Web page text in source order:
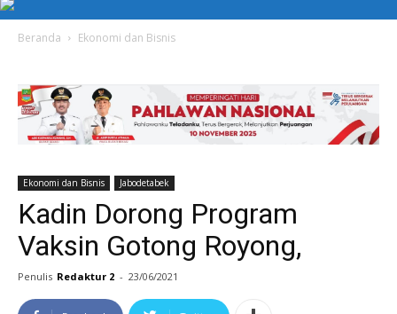
Beranda Ekonomi dan Bisnis
Ekonomi dan Bisnis Jabodetabek
Kadin Dorong Program
Vaksin Gotong Royong,
Penulis Redaktur 2 - 23/06/2021